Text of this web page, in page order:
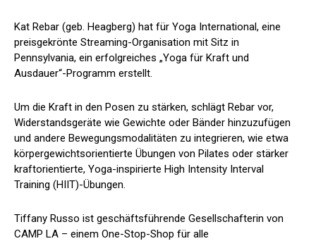
Kat Rebar (geb. Heagberg) hat für Yoga International, eine
preisgekrönte Streaming-Organisation mit Sitz in
Pennsylvania, ein erfolgreiches „Yoga für Kraft und
Ausdauer“-Programm erstellt.
Um die Kraft in den Posen zu stärken, schlägt Rebar vor,
Widerstandsgeräte wie Gewichte oder Bänder hinzuzufügen
und andere Bewegungsmodalitäten zu integrieren, wie etwa
körpergewichtsorientierte Übungen von Pilates oder stärker
kraftorientierte, Yoga-inspirierte High Intensity Interval
Training (HIIT)-Übungen.
Tiffany Russo ist geschäftsführende Gesellschafterin von
CAMP LA – einem One-Stop-Shop für alle